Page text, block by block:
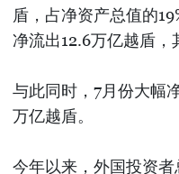
盾，占净资产总值的
净流出12.6万亿越盾，
与此同时，7月份大幅
万亿越盾。
今年以来，外国投资